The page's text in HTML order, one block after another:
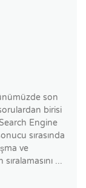
son
birisi
Engine
sırasında
ve
...